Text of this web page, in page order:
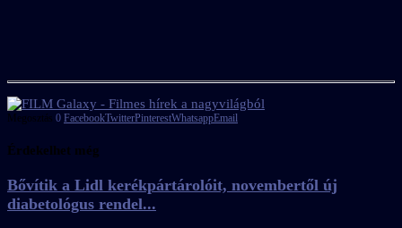
Megosztás 0 FacebookTwitterPinterestWhatsappEmail
Érdekelhet még
Bővítik a Lidl kerékpártárolóit, novembertől új
diabetológus rendel...